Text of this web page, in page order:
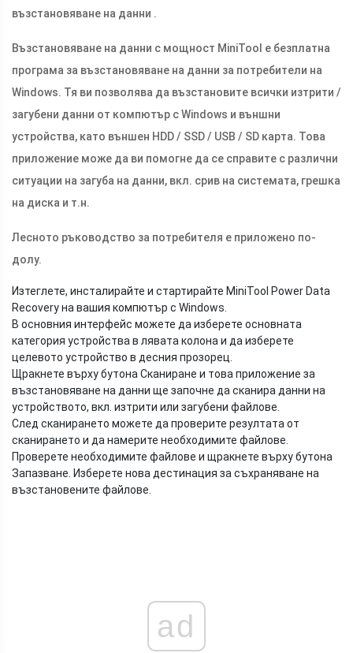
възстановяване на данни .
Възстановяване на данни с мощност MiniTool е безплатна
програма за възстановяване на данни за потребители на
Windows. Тя ви позволява да възстановите всички изтрити /
загубени данни от компютър с Windows и външни
устройства, като външен HDD / SSD / USB / SD карта. Това
приложение може да ви помогне да се справите с различни
ситуации на загуба на данни, вкл. срив на системата, грешка
на диска и т.н.
Лесното ръководство за потребителя е приложено по-
долу.
Изтеглете, инсталирайте и стартирайте MiniTool Power Data
Recovery на вашия компютър с Windows.
В основния интерфейс можете да изберете основната
категория устройства в лявата колона и да изберете
целевото устройство в десния прозорец.
Щракнете върху бутона Сканиране и това приложение за
възстановяване на данни ще започне да сканира данни на
устройството, вкл. изтрити или загубени файлове.
След сканирането можете да проверите резултата от
сканирането и да намерите необходимите файлове.
Проверете необходимите файлове и щракнете върху бутона
Запазване. Изберете нова дестинация за съхраняване на
възстановените файлове.
ad